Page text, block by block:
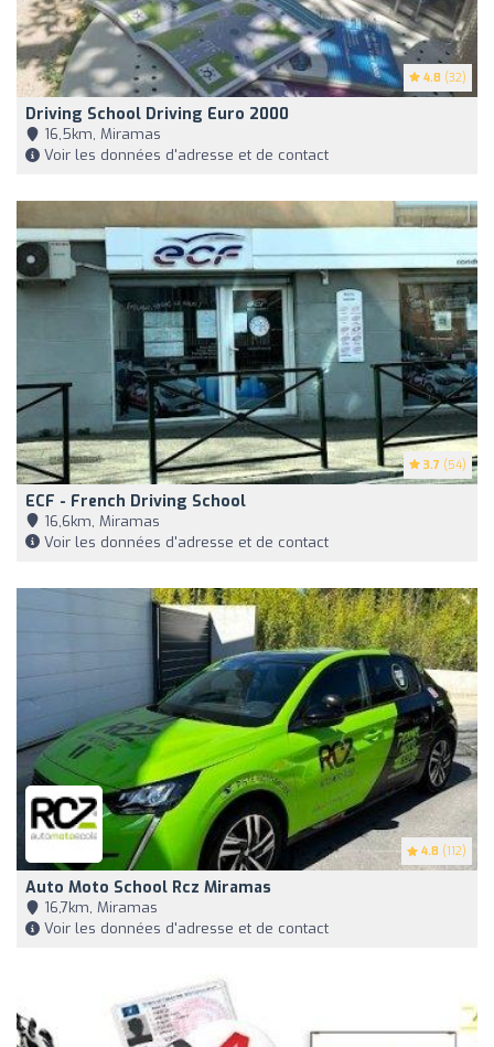
4.8 (32)
Driving School Driving Euro 2000
16,5km, Miramas
Voir les données d'adresse et de contact
3.7 (54)
ECF - French Driving School
16,6km, Miramas
Voir les données d'adresse et de contact
4.8 (112)
Auto Moto School Rcz Miramas
16,7km, Miramas
Voir les données d'adresse et de contact